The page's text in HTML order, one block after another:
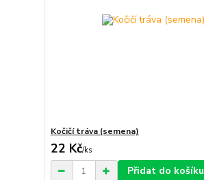
Kočičí tráva (semena)
22 Kč/ks
Přidat do košíku